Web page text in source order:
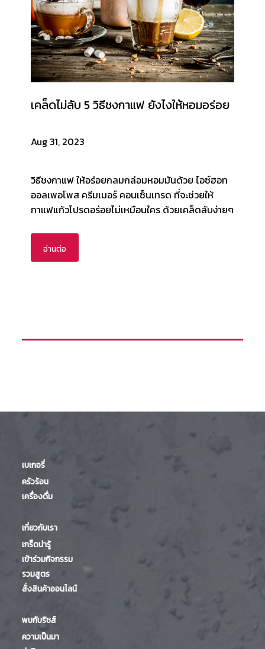
​​เคล็ดไม่ลับ 5 วิธีชงกาแฟ​ ยังไงให้หอมอร่อย​
Aug 31, 2023
วิธีชงกาแฟ​ ​ให้อร่อยกลมกล่อมหอมมันด้วย ไอซ์ฮอท
ออลเพอโพส ครีมเมอร์ คอนเซ็นเทรด ที่จะช่วยให้
กาแฟแก้วโปรดอร่อยไม่เหมือนใคร​ ​ด้วยเคล็ดลับง่ายๆ
อ่านต่อ
เบเกอรี่
ครัวร้อน
เครื่องดื่ม
เกี่ยวกับเรา
เกร็ดน่ารู้
เข้าร่วมกิจกรรม
รวมสูตร
สั่งสินค้าออนไลน์
พบกับริชส์
ความเป็นมา